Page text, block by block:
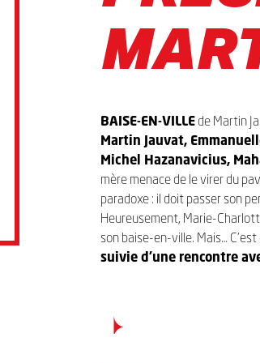
BAISE-EN-VILLEde Martin
Martin Jauvat,
Michel Hazanavicius,
mère menace de le virer du
paradoxe : il doit passer son
Heureusement, Marie-
son baise-en-ville. Mais…
suivie d’une rencontre